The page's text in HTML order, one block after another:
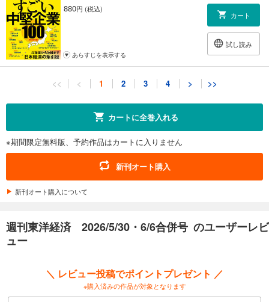
880円 (税込)
カート
試し読み
あらすじを表示する
週刊東洋経済 2026/4/18・4/25合併号
試し読み
あらすじを表示する
週刊東洋経済 2026/4/11号
880円 (税込)
あらすじを表示する
<< < 1 2 3 4 > >>
カートに全巻入れる
※期間限定無料版、予約作品はカートに入りません
新刊オート購入
新刊オート購入について
週刊東洋経済 2026/5/30・6/6合併号 のユーザーレビ
ュー
＼ レビュー投稿でポイントプレゼント ／
※購入済みの作品が対象となります